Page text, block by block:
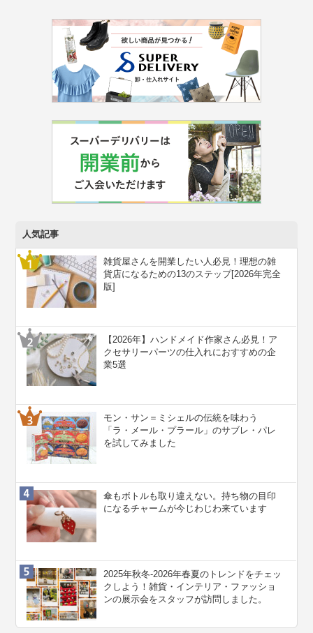
人気記事
雑貨屋さんを開業したい人必見！理想の雑
貨店になるための13のステップ[2026年完全
版]
【2026年】ハンドメイド作家さん必見！ア
クセサリーパーツの仕入れにおすすめの企
業5選
モン・サン＝ミシェルの伝統を味わう
「ラ・メール・プラール」のサブレ・パレ
を試してみました
傘もボトルも取り違えない。持ち物の目印
になるチャームが今じわじわ来ています
2025年秋冬-2026年春夏のトレンドをチェッ
クしよう！雑貨・インテリア・ファッショ
ンの展示会をスタッフが訪問しました。